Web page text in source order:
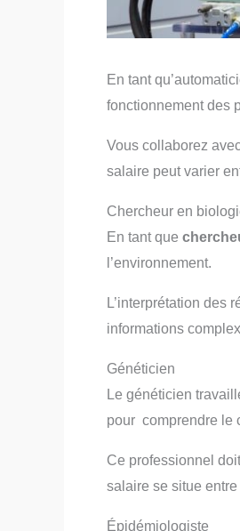
En tant
fonctionnement des
Vous collaborez
salaire peut varier
Chercheur en
En tant que
l’environnement.
L’interprétation des
informations
Généticien
Le généticien
pour comprendre le
Ce professionnel
salaire se situe
Épidémiologiste